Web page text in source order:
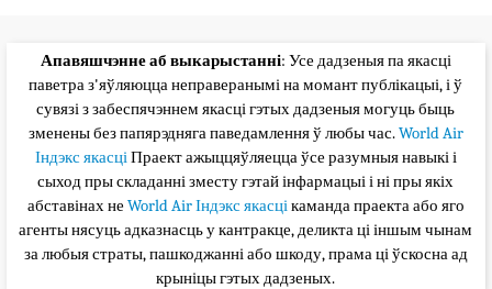
Апавяшчэнне аб выкарыстанні: Усе дадзеныя па якасці
паветра з'яўляюцца неправеранымі на момант публікацыі, і ў
сувязі з забеспячэннем якасці гэтых дадзеныя могуць быць
зменены без папярэдняга паведамлення ў любы час.World Air
Індэкс якасціПраект ажыццяўляецца ўсе разумныя навыкі і
сыход пры складанні зместу гэтай інфармацыі і ні пры якіх
абставінах не World Air Індэкс якасцікаманда праекта або яго
агенты нясуць адказнасць у кантракце, деликта ці іншым чынам
за любыя страты, пашкоджанні або шкоду, прама ці ўскосна ад
крыніцы гэтых дадзеных.